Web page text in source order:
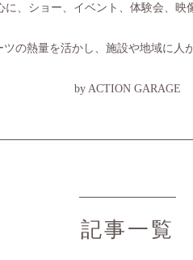
、ショー、イベント、体験会、映
ツの熱量を活かし、施設や地域に人
by ACTION GARAGE
記事一覧